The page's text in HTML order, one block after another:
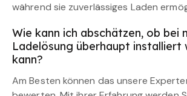
während sie zuverlässiges Laden
Wie kann ich abschätzen, ob bei
Ladelösung überhaupt installiert
kann?
Am Besten können das unsere